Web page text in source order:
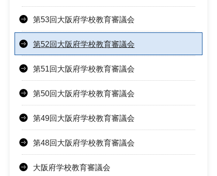
第53回大阪府学校教育審議会
第52回大阪府学校教育審議会
第51回大阪府学校教育審議会
第50回大阪府学校教育審議会
第49回大阪府学校教育審議会
第48回大阪府学校教育審議会
大阪府学校教育審議会